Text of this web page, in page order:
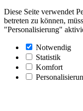
Diese Seite verwendet
betreten zu können,
"Personalisierung"
Notwendig
Statistik
Komfort